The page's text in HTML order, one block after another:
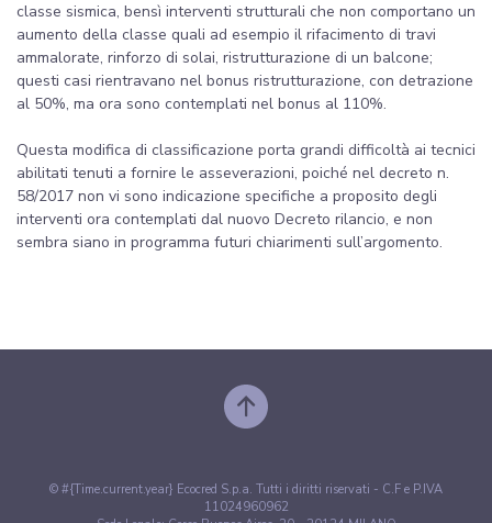
classe sismica, bensì interventi strutturali che non comportano un
aumento della classe quali ad esempio il rifacimento di travi
ammalorate, rinforzo di solai, ristrutturazione di un balcone;
questi casi rientravano nel bonus ristrutturazione, con detrazione
al 50%, ma ora sono contemplati nel bonus al 110%.
Questa modifica di classificazione porta grandi difficoltà ai tecnici
abilitati tenuti a fornire le asseverazioni, poiché nel decreto n.
58/2017 non vi sono indicazione specifiche a proposito degli
interventi ora contemplati dal nuovo Decreto rilancio, e non
sembra siano in programma futuri chiarimenti sull’argomento.
© #{Time.current.year} Ecocred S.p.a. Tutti i diritti riservati - C.F e P.IVA
11024960962